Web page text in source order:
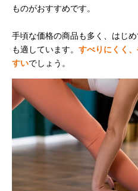
ものがおすすめです。
手頃な価格の商品も多く、はじ
も適しています。 すべりにくく
すいでしょう。